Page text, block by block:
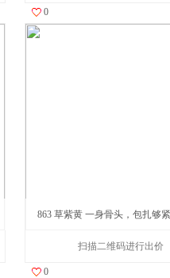
0
863 草紫黄 一身骨头，包扎够
扫描二维码进行出价
0